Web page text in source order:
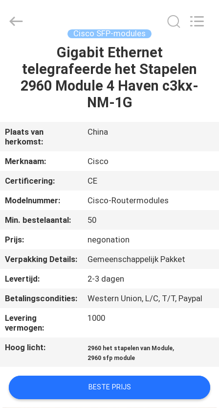
PRODUCTEN
OVER
ONS
FABRIEKSTOCHT
KWALITEITSCONTROLE
NEEM
CONTACT
ONS
OP
NIEUWS
GEVALLEN
Ltd..
Cisco SFP-modules
Gigabit Ethernet
telegrafeerde het Stapelen
2960 Module 4 Haven c3kx-
NM-1G
Plaats van
herkomst:
China
Merknaam:
Cisco
Certificering:
CE
Modelnummer:
Cisco-Routermodules
Min. bestelaantal:
50
Prijs:
negonation
Verpakking Details:
Gemeenschappelijk Pakket
Levertijd:
2-3 dagen
Betalingscondities:
Western Union, L/C, T/T, Paypal
Levering
vermogen:
1000
Hoog licht: 2960 het stapelen van Module,
2960 sfp module
BESTE PRIJS